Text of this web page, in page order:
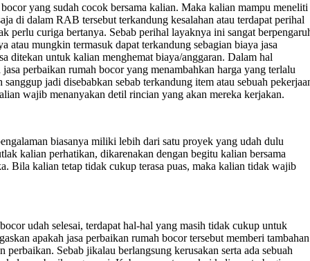
yang sudah cocok bersama kalian. Maka kalian mampu meneliti
di dalam RAB tersebut terkandung kesalahan atau terdapat perihal
perlu curiga bertanya. Sebab perihal layaknya ini sangat
atau mungkin termasuk dapat terkandung sebagian biaya jasa
ditekan untuk kalian menghemat biaya/anggaran. Dalam hal
perbaikan rumah bocor yang menambahkan harga yang terlalu
jadi disebabkan sebab terkandung item atau sebuah
wajib menanyakan detil rincian yang akan mereka kerjakan.
biasanya miliki lebih dari satu proyek yang udah dulu
kalian perhatikan, dikarenakan dengan begitu kalian bersama
Bila kalian tetap tidak cukup terasa puas, maka kalian tidak wajib
udah selesai, terdapat hal-hal yang masih tidak cukup untuk
apakah jasa perbaikan rumah bocor tersebut memberi tambahan
perbaikan. Sebab jikalau berlangsung kerusakan serta ada sebuah